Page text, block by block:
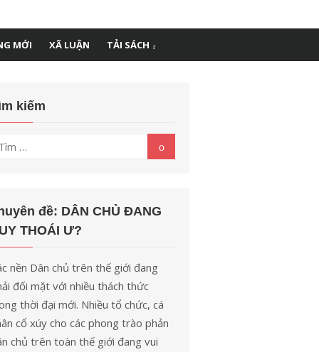
MỚI XÃ LUẬN TẢI SÁCH
kiếm
Tìm
đề: DÂN CHỦ ĐANG
THOÁI Ư?
nền Dân chủ trên thế giới đang
đối mặt với nhiều thách thức
thời đại mới. Nhiều tổ chức, cá
cổ xúy cho các phong trào phản
chủ trên toàn thế giới đang vui